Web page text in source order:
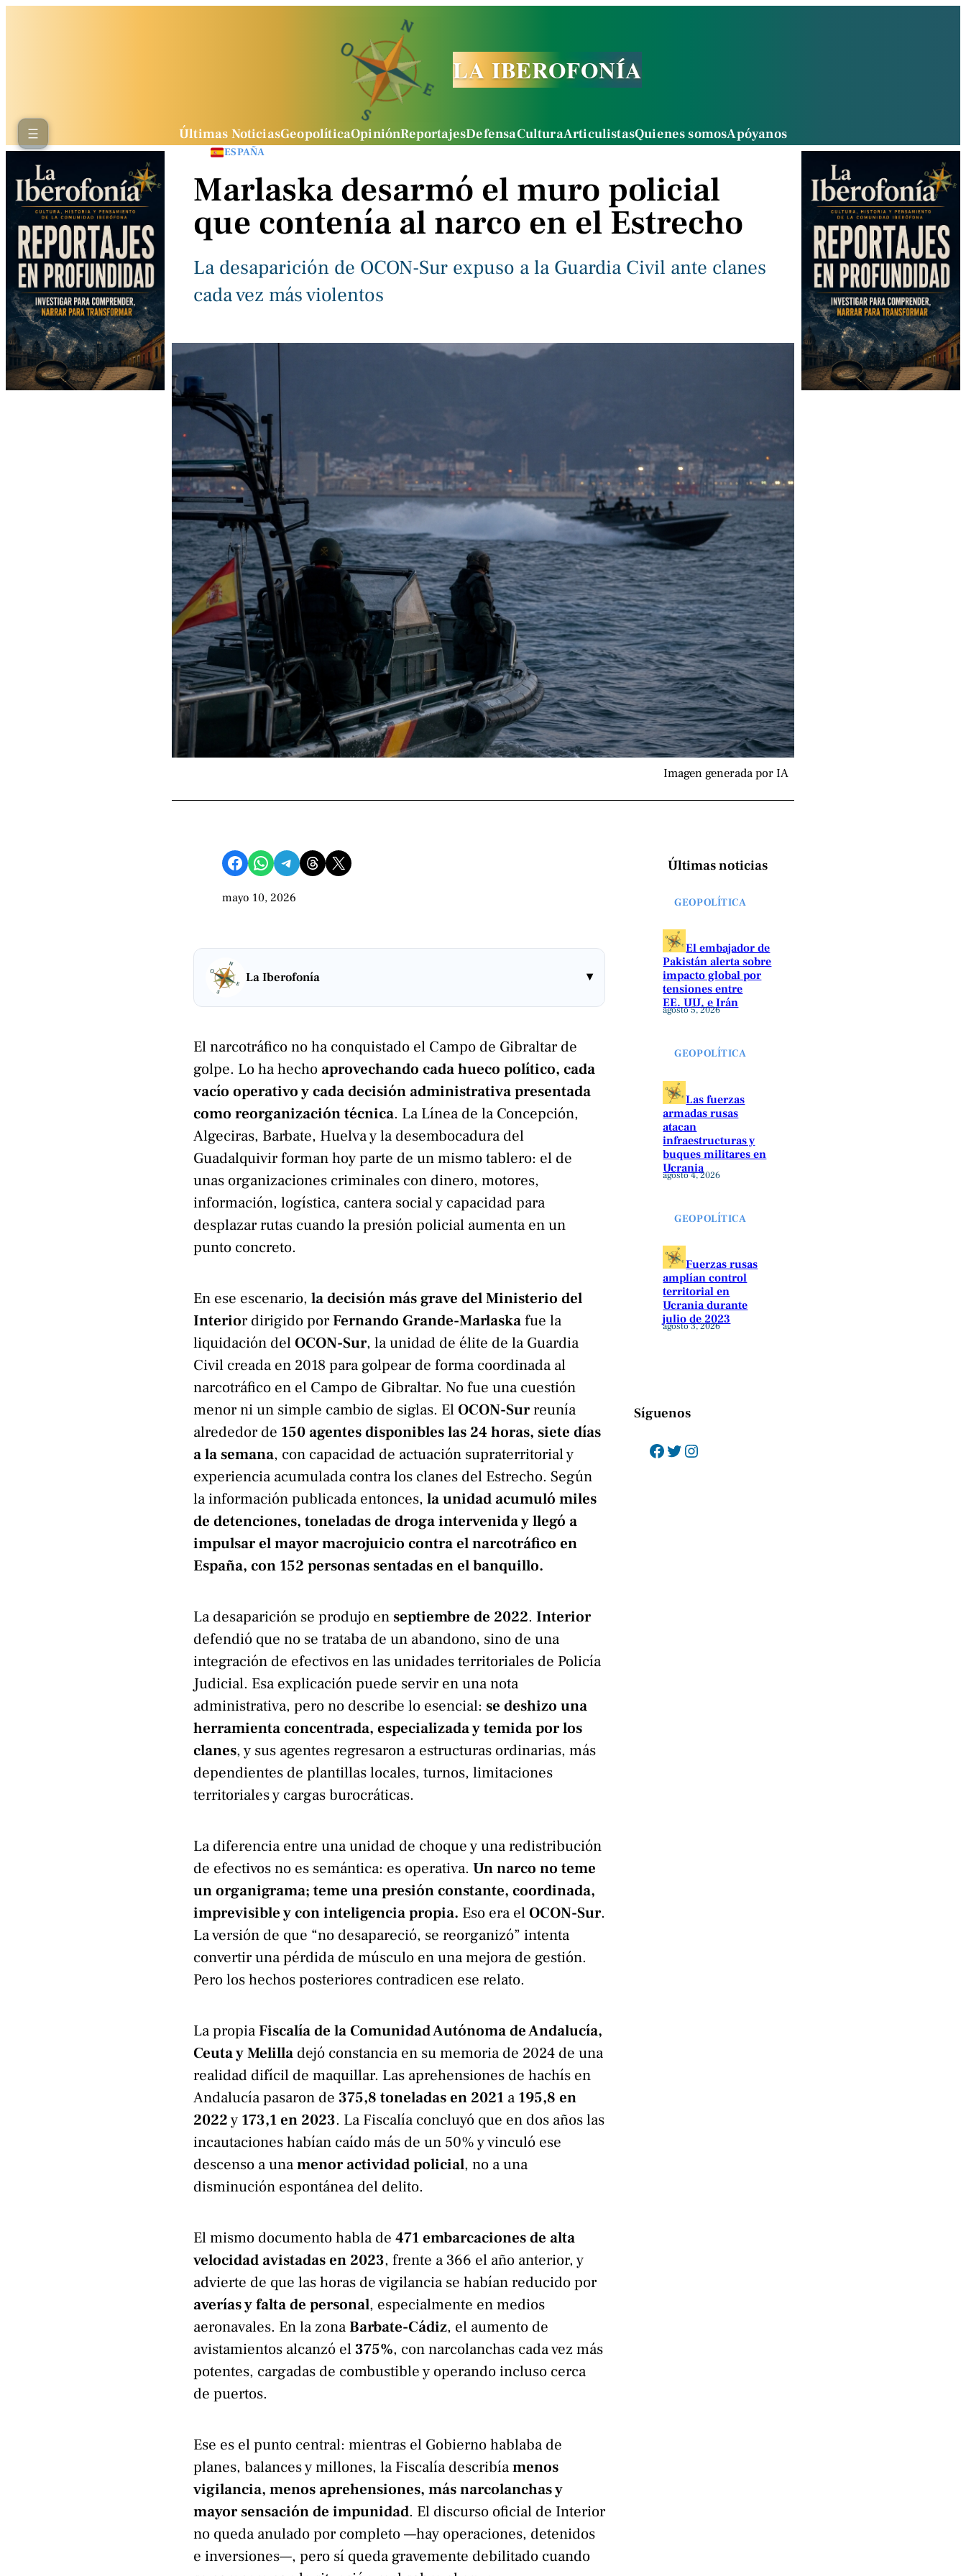
LA IBEROFONÍA
Últimas NoticiasGeopolíticaOpiniónReportajesDefensaCulturaArticulistasQuienes somosApóyanos
ESPAÑA
Marlaska desarmó el muro policial
que contenía al narco en el Estrecho
La desaparición de OCON-Sur expuso a la Guardia Civil ante clanes
cada vez más violentos
Imagen generada por IA
Compartir en Facebook Compartir en WhatsApp Compartir en Telegram Share on Threads Compartir en X
mayo 10, 2026
La Iberofonía ▾
El narcotráfico no ha conquistado el Campo de Gibraltar de
golpe. Lo ha hecho aprovechando cada hueco político, cada
vacío operativo y cada decisión administrativa presentada
como reorganización técnica. La Línea de la Concepción,
Algeciras, Barbate, Huelva y la desembocadura del
Guadalquivir forman hoy parte de un mismo tablero: el de
unas organizaciones criminales con dinero, motores,
información, logística, cantera social y capacidad para
desplazar rutas cuando la presión policial aumenta en un
punto concreto.
En ese escenario,la decisión más grave del Ministerio del
Interior dirigido porFernando Grande-Marlaskafue la
liquidación del OCON-Sur, la unidad de élite de la Guardia
Civil creada en 2018 para golpear de forma coordinada al
narcotráfico en el Campo de Gibraltar. No fue una cuestión
menor ni un simple cambio de siglas. El OCON-Surreunía
alrededor de 150 agentes disponibles las 24 horas, siete días
a la semana, con capacidad de actuación supraterritorial y
experiencia acumulada contra los clanes del Estrecho. Según
la información publicada entonces,la unidad acumuló miles
de detenciones, toneladas de droga intervenida y llegó a
impulsar el mayor macrojuicio contra el narcotráfico en
España, con 152 personas sentadas en el banquillo.
La desaparición se produjo en septiembre de 2022.Interior
defendió que no se trataba de un abandono, sino de una
integración de efectivos en las unidades territoriales de Policía
Judicial. Esa explicación puede servir en una nota
administrativa, pero no describe lo esencial: se deshizo una
herramienta concentrada, especializada y temida por los
clanes, y sus agentes regresaron a estructuras ordinarias, más
dependientes de plantillas locales, turnos, limitaciones
territoriales y cargas burocráticas.
La diferencia entre una unidad de choque y una redistribución
de efectivos no es semántica: es operativa.Un narco no teme
un organigrama; teme una presión constante, coordinada,
imprevisible y con inteligencia propia. Eso era el OCON-Sur.
La versión de que “no desapareció, se reorganizó” intenta
convertir una pérdida de músculo en una mejora de gestión.
Pero los hechos posteriores contradicen ese relato.
La propiaFiscalía de la Comunidad Autónoma de Andalucía,
Ceuta y Melilla dejó constancia en su memoria de 2024 de una
realidad difícil de maquillar. Las aprehensiones de hachís en
Andalucía pasaron de375,8 toneladas en 2021 a 195,8 en
2022y 173,1 en 2023. La Fiscalía concluyó que en dos años las
incautaciones habían caído más de un 50% y vinculó ese
descenso a unamenor actividad policial, no a una
disminución espontánea del delito.
El mismo documento habla de471 embarcaciones de alta
velocidad avistadas en 2023, frente a 366 el año anterior, y
advierte de que las horas de vigilancia se habían reducido por
averías y falta de personal, especialmente en medios
aeronavales. En la zonaBarbate-Cádiz, el aumento de
avistamientos alcanzó el375%, con narcolanchas cada vez más
potentes, cargadas de combustible y operando incluso cerca
de puertos.
Ese es el punto central: mientras el Gobierno hablaba de
planes, balances y millones, la Fiscalía describíamenos
vigilancia, menos aprehensiones, más narcolanchas y
mayor sensación de impunidad. El discurso oficial de Interior
no queda anulado por completo —hay operaciones, detenidos
e inversiones—, pero sí queda gravemente debilitado cuando
Últimas noticias
GEOPOLÍTICA
El embajador de
Pakistán alerta sobre
impacto global por
tensiones entre
EE. UU. e Irán
agosto 5, 2026
GEOPOLÍTICA
Las fuerzas
armadas rusas
atacan
infraestructuras y
buques militares en
Ucrania
agosto 4, 2026
GEOPOLÍTICA
Fuerzas rusas
amplían control
territorial en
Ucrania durante
julio de 2023
agosto 3, 2026
Síguenos
Facebook Twitter Instagram